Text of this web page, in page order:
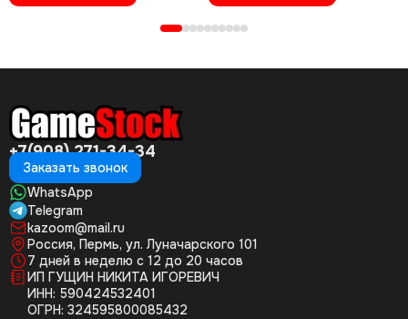
+7(908) 271-34-34
Заказать звонок
WhatsApp
Telegram
kazoom@mail.ru
Россия, Пермь, ул. Луначарского 101
7 дней в неделю с 12 до 20 часов
ИП ГУЩИН НИКИТА ИГОРЕВИЧ
ИНН: 590424532401
ОГРН: 324595800085432